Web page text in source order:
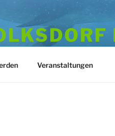
Veranstaltungen